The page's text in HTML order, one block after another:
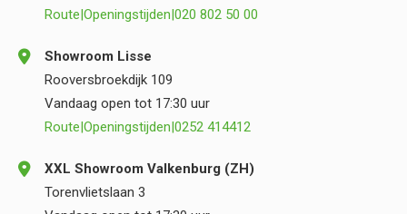
Route|Openingstijden|020 802 50 00
Showroom Lisse
Rooversbroekdijk 109
Vandaag open tot 17:30 uur
Route|Openingstijden|0252 414412
XXL Showroom Valkenburg (ZH)
Torenvlietslaan 3